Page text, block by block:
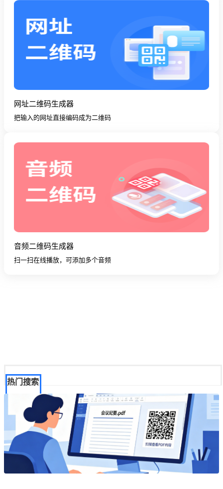
网址二维码生成器
把输入的网址直接编码成为二维码
音频二维码生成器
扫一扫在线播放，可添加多个音频
热门搜索